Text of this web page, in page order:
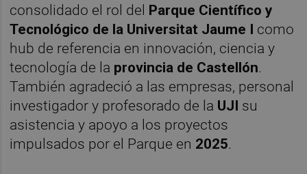
consolidado el rol del Parque Científico y
Tecnológico de la Universitat Jaume I como
hub de referencia en innovación, ciencia y
tecnología de la provincia de Castellón.
También agradeció a las empresas, personal
investigador y profesorado de la UJI su
asistencia y apoyo a los proyectos
impulsados por el Parque en 2025.